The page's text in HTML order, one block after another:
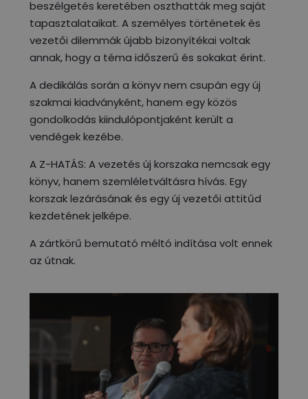
beszélgetés keretében oszthatták meg saját
tapasztalataikat. A személyes történetek és
vezetői dilemmák újabb bizonyítékai voltak
annak, hogy a téma időszerű és sokakat érint.
A dedikálás során a könyv nem csupán egy új
szakmai kiadványként, hanem egy közös
gondolkodás kiindulópontjaként került a
vendégek kezébe.
A Z-HATÁS: A vezetés új korszaka nemcsak egy
könyv, hanem szemléletváltásra hívás. Egy
korszak lezárásának és egy új vezetői attitűd
kezdetének jelképe.
A zártkörű bemutató méltó indítása volt ennek
az útnak.